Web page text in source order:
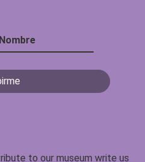
to our museum write us